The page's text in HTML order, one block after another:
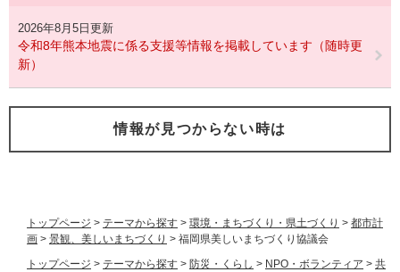
トップページ > テーマから探す > 環境・まちづくり・県土づくり > 都市計
画 > 景観、美しいまちづくり > 福岡県美しいまちづくり協議会
トップページ > テーマから探す > 防災・くらし > NPO・ボランティア > 共
2026年8月5日更新
令和8年熊本地震に係る支援等情報を掲載しています（随時更
新）
情報が見つからない時は